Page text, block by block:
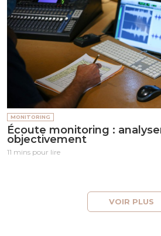
MONITORING
Écoute monitoring :
objectivement
11 mins pour lire
VOIR PLUS